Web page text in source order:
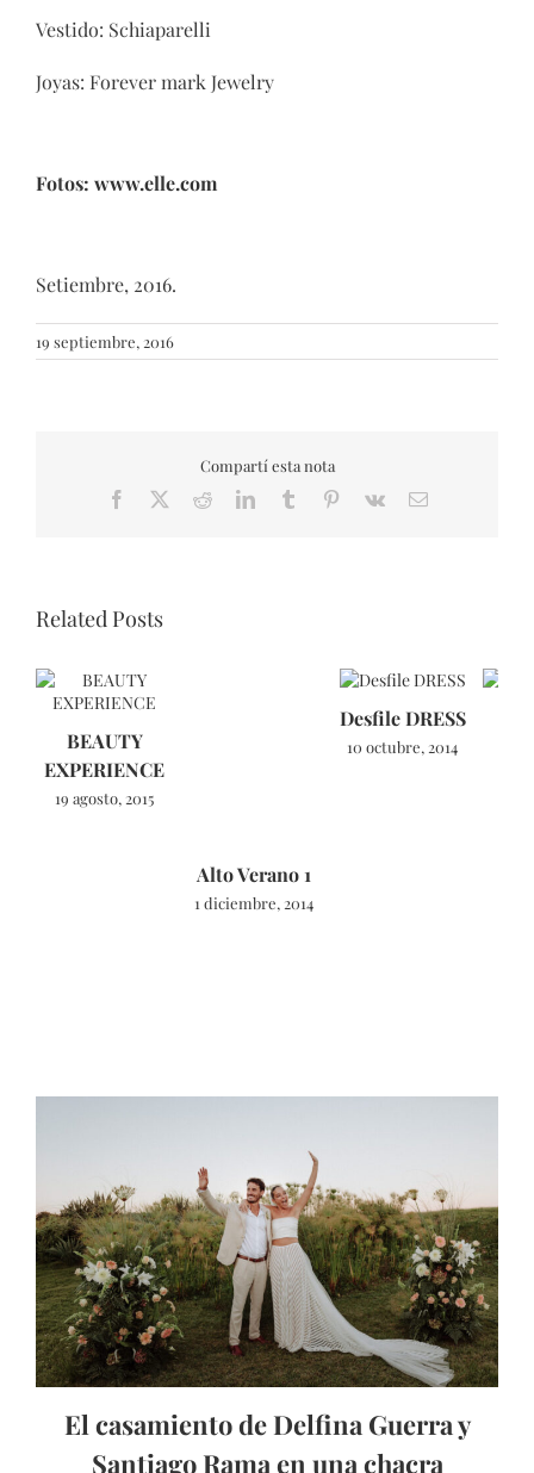
Vestido: Schiaparelli
Joyas: Forever mark Jewelry
Fotos: www.elle.com
Setiembre, 2016.
19 septiembre, 2016
Compartí esta nota
Facebook RedditLinkedInTumblr Pinterest
Vk Email
Related Posts
BEAUTY
EXPERIENCE
19 agosto, 2015
Alto Verano 1
1 diciembre, 2014
Desfile DRESS
10 octubre, 2014
El casamiento de Delfina Guerra y
Santiago Rama en una chacra